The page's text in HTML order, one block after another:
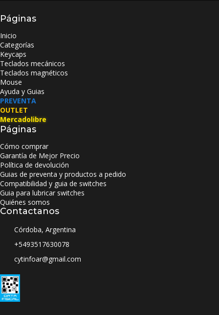
Páginas
Inicio
Categorías
Keycaps
Teclados mecánicos
Teclados magnéticos
Mouse
Ayuda y Guias
PREVENTA
OUTLET
Mercadolibre
Páginas
Cómo comprar
Garantía de Mejor Precio
Política de devolución
Guias de preventa y productos a pedido
Compatibilidad y guia de switches
Guia para lubricar switches
Quiénes somos
Contactanos
Córdoba, Argentina
+5493517630078
cytinfoar@gmail.com